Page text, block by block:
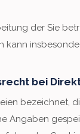
der Sie
kann
bei
bezeichnet,
Angaben